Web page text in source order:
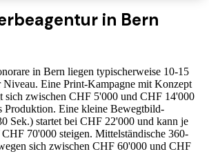
in Bern
in Bern liegen typischerweise 10-15
Niveau. Eine Print-Kampagne mit Konzept
sich zwischen CHF 5'000 und CHF 14'000
Produktion. Eine kleine Bewegtbild-
Sek.) startet bei CHF 22'000 und kann je
70'000 steigen. Mittelständische 360-
sich zwischen CHF 60'000 und CHF